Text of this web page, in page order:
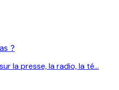
?
la presse, la radio, la té...